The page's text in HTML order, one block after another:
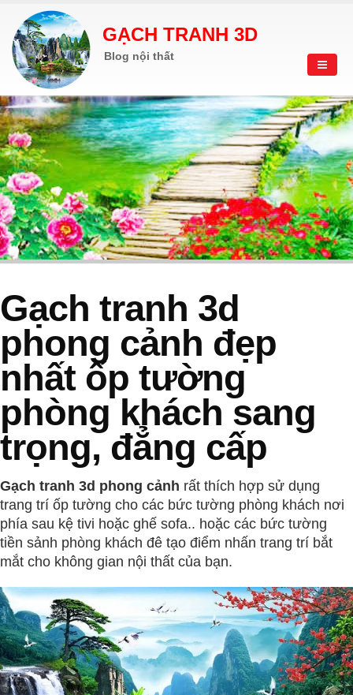
GẠCH TRANH 3D
Blog nội thất
Gạch tranh 3d
phong cảnh đẹp
nhất ốp tường
phòng khách sang
trọng, đẳng cấp
Gạch tranh 3d phong cảnh rất thích hợp sử dụng
trang trí ốp tường cho các bức tường phòng khách nơi
phía sau kệ tivi hoặc ghế sofa.. hoặc các bức tường
tiền sảnh phòng khách đê tạo điểm nhấn trang trí bắt
mắt cho không gian nội thất của bạn.